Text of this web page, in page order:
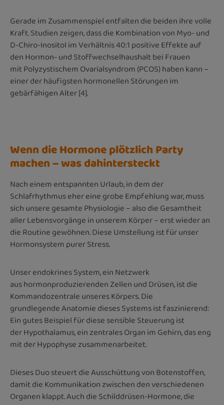
Gerade im Zusammenspiel entfalten die beiden ihre volle
Kraft. Studien zeigen, dass die Kombination von Myo- und
D-Chiro-Inositol im Verhältnis 40:1 positive Effekte auf
den Hormon- und Stoffwechselhaushalt bei Frauen
mit Polyzystischem Ovarialsyndrom (PCOS) haben kann –
einer der häufigsten hormonellen Störungen im
gebärfähigen Alter [4].
Wenn die Hormone plötzlich Party
machen – was dahintersteckt
Nach einem entspannten Urlaub, in dem der
Schlafrhythmus eher eine grobe Empfehlung war, muss
sich unsere gesamte Physiologie – also die Gesamtheit
aller Lebensvorgänge in unserem Körper – erst wieder an
die Routine gewöhnen. Diese Umstellung ist für unser
Hormonsystem purer Stress.
Unser endokrines System, ein Netzwerk
aus hormonproduzierenden Zellen und Drüsen, ist die
Kommandozentrale unseres Körpers. Die
grundlegende Anatomie dieses Systems ist faszinierend:
Ein gutes Beispiel für diese sensible Steuerung ist
der Hypothalamus, ein zentrales Organ im Gehirn, das eng
mit der Hypophyse zusammenarbeitet.
Dieses Duo steuert die Ausschüttung von Botenstoffen,
damit die Kommunikation zwischen den verschiedenen
Organen klappt. Auch die Schilddrüsen-Hormone, die